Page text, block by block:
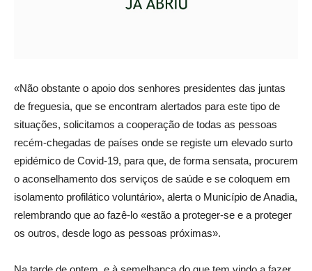
«Não obstante o apoio dos senhores presidentes das juntas
de freguesia, que se encontram alertados para este tipo de
situações, solicitamos a cooperação de todas as pessoas
recém-chegadas de países onde se registe um elevado surto
epidémico de Covid-19, para que, de forma sensata, procurem
o aconselhamento dos serviços de saúde e se coloquem em
isolamento profilático voluntário», alerta o Município de Anadia,
relembrando que ao fazê-lo «estão a proteger-se e a proteger
os outros, desde logo as pessoas próximas».